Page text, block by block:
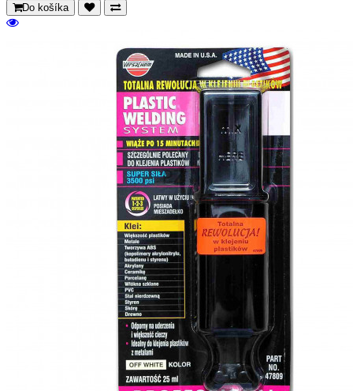
Do košíka